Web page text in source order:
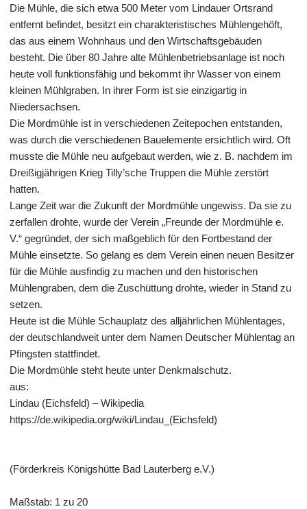
Die Mühle, die sich etwa 500 Meter vom Lindauer Ortsrand
entfernt befindet, besitzt ein charakteristisches Mühlengehöft,
das aus einem Wohnhaus und den Wirtschaftsgebäuden
besteht. Die über 80 Jahre alte Mühlenbetriebsanlage ist noch
heute voll funktionsfähig und bekommt ihr Wasser von einem
kleinen Mühlgraben. In ihrer Form ist sie einzigartig in
Niedersachsen.
Die Mordmühle ist in verschiedenen Zeitepochen entstanden,
was durch die verschiedenen Bauelemente ersichtlich wird. Oft
musste die Mühle neu aufgebaut werden, wie z. B. nachdem im
Dreißigjährigen Krieg Tilly’sche Truppen die Mühle zerstört
hatten.
Lange Zeit war die Zukunft der Mordmühle ungewiss. Da sie zu
zerfallen drohte, wurde der Verein „Freunde der Mordmühle e.
V.“ gegründet, der sich maßgeblich für den Fortbestand der
Mühle einsetzte. So gelang es dem Verein einen neuen Besitzer
für die Mühle ausfindig zu machen und den historischen
Mühlengraben, dem die Zuschüttung drohte, wieder in Stand zu
setzen.
Heute ist die Mühle Schauplatz des alljährlichen Mühlentages,
der deutschlandweit unter dem Namen Deutscher Mühlentag an
Pfingsten stattfindet.
Die Mordmühle steht heute unter Denkmalschutz.
aus:
Lindau (Eichsfeld) – Wikipedia
https://de.wikipedia.org/wiki/Lindau_(Eichsfeld)
(Förderkreis Königshütte Bad Lauterberg e.V.)
Maßstab: 1 zu 20